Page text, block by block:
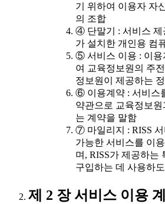
기 위하여 이용자 자
의 조합
④ 단말기 : 서비스 제
가 설치한 개인용 컴
⑤ 서비스 이용 : 이용
여 교육정보원의 주
정보원이 제공하는
⑥ 이용계약 : 서비스
약관으로 교육정보
는 계약을 말함
⑦ 마일리지 : RISS
가능한 서비스를 이
며, RISS가 제공하는
구입하는 데 사용하
제 2 장 서비스 이용